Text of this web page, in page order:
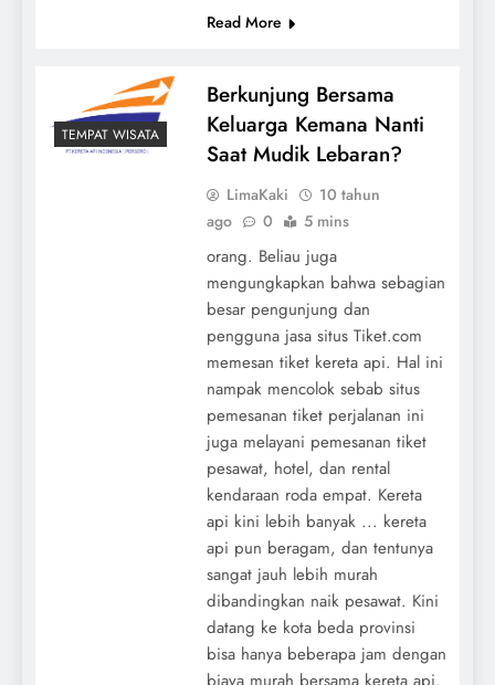
Read More
TEMPAT WISATA
Berkunjung Bersama
Keluarga Kemana Nanti
Saat Mudik Lebaran?
LimaKaki
10 tahun
ago
0 5 mins
orang. Beliau juga
mengungkapkan bahwa sebagian
besar pengunjung dan
pengguna jasa situs Tiket.com
memesan tiket kereta api. Hal ini
nampak mencolok sebab situs
pemesanan tiket perjalanan ini
juga melayani pemesanan tiket
pesawat, hotel, dan rental
kendaraan roda empat. Kereta
api kini lebih banyak ... kereta
api pun beragam, dan tentunya
sangat jauh lebih murah
dibandingkan naik pesawat. Kini
datang ke kota beda provinsi
bisa hanya beberapa jam dengan